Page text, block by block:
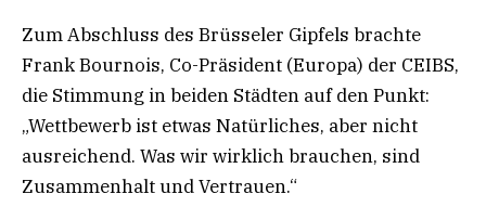
Zum Abschluss des Brüsseler Gipfels brachte
Frank Bournois, Co-Präsident (Europa) der CEIBS,
die Stimmung in beiden Städten auf den Punkt:
„Wettbewerb ist etwas Natürliches, aber nicht
ausreichend. Was wir wirklich brauchen, sind
Zusammenhalt und Vertrauen.“